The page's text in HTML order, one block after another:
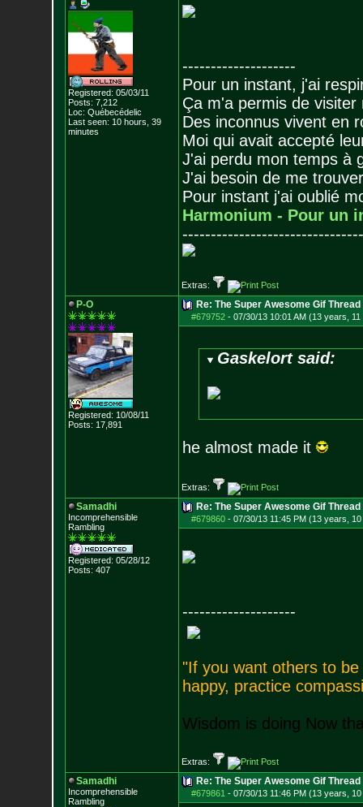
Registered: 05/03/11
Posts: 7,212
Loc: Québecédelic
Last seen: 10 hours, 39
minutes
--------------------
Pour un instant, j'ai
Ça m'a permis de visiter
Des inconnus vivent en
Moi qui avait accepté
J'ai perdu mon temps à
J'ai besoin de me
Pour instant j'ai oublié
Harmonium - Pour un
--------------------------------
Extras:
P-O
Registered: 10/08/11
Posts: 17,891
Re: The Super Awesome Gif Thread
#679752- 07/30/13 10:01 AM (13 years, 11
Gaskelort said:
he almost made it
Extras:
Samadhi
Incomprehensible
Rambling
Registered: 05/28/12
Posts: 407
Re: The Super Awesome Gif Thread
#679860- 07/30/13 11:45 PM (13 years,
--------------------
"If you want others to
happy, practice
Wisdom is doing Now
Extras:
Samadhi
Incomprehensible
Rambling
Re: The Super Awesome Gif Thread
#679861 - 07/30/13 11:46 PM (13 years,